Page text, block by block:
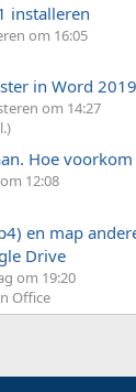
installeren
om 16:05
in Word 2019
om 14:27
Hoe voorkom
12:08
en map
Drive
om 19:20
Office